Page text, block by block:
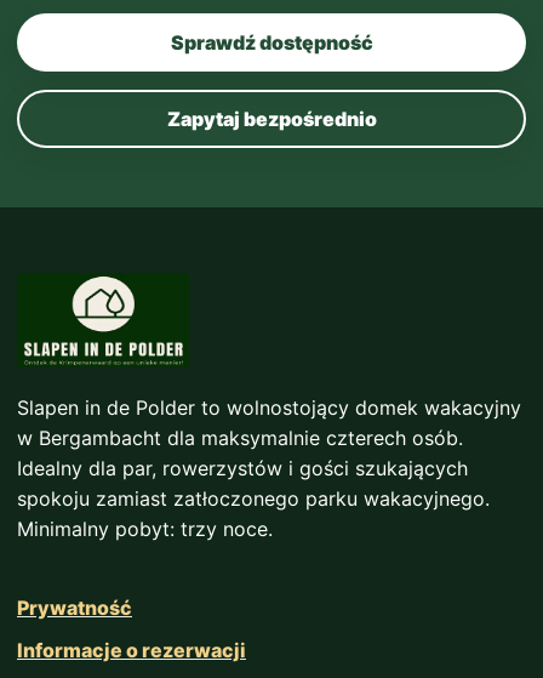
Sprawdź dostępność
Zapytaj bezpośrednio
Slapen in de Polder to wolnostojący domek wakacyjny
w Bergambacht dla maksymalnie czterech osób.
Idealny dla par, rowerzystów i gości szukających
spokoju zamiast zatłoczonego parku wakacyjnego.
Minimalny pobyt: trzy noce.
Prywatność
Informacje o rezerwacji